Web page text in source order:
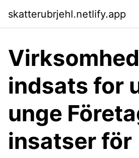
skatterubrjehl.netlify.app
indsats for
unge
insatser för